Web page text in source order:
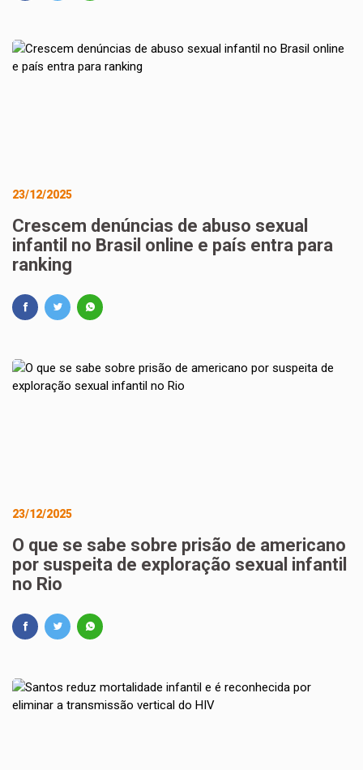
23/12/2025
Crescem denúncias de abuso sexual
infantil no Brasil online e país entra para
ranking
23/12/2025
O que se sabe sobre prisão de americano
por suspeita de exploração sexual infantil
no Rio